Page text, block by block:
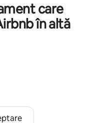
care
în altă